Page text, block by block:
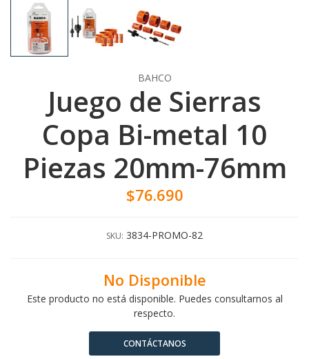
BAHCO
Juego de Sierras
Copa Bi-metal 10
Piezas 20mm-76mm
$76.690
SKU: 3834-PROMO-82
No Disponible
Este producto no está disponible. Puedes consultarnos al
respecto.
CONTÁCTANOS